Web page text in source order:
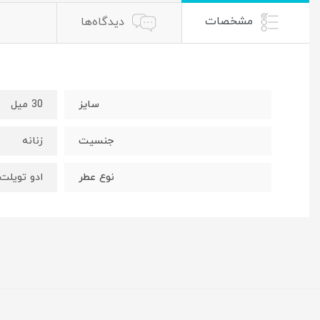
مشخصات دیدگاه‌ها
سایز 30 میل
جنسیت زنانه
نوع عطر ادو تویلت